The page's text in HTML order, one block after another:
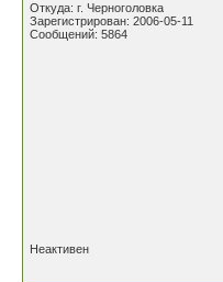
Откуда: г. Черноголовка
Зарегистрирован: 2006-05-11
Сообщений: 5864
Неактивен